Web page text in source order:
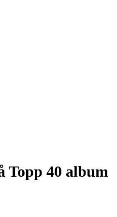
Topp 40 album